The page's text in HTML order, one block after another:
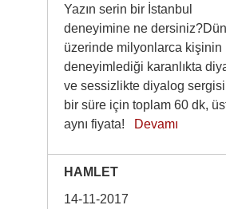
Yazın serin bir İstanbul
deneyimine ne
üzerinde milyonlarca kişinin
deneyimlediği karanlıkta
ve sessizlikte diyalog sergisi
bir süre için toplam 60 dk,
aynı fiyata! Devamı
HAMLET
14-11-2017